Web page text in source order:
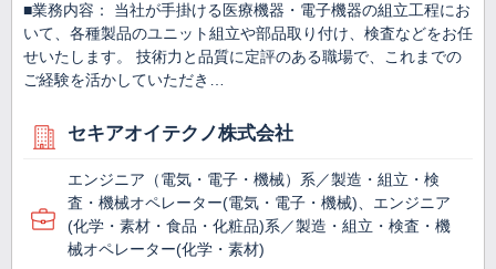
■業務内容： 当社が手掛ける医療機器・電子機器の組立工程にお
いて、各種製品のユニット組立や部品取り付け、検査などをお任
せいたします。 技術力と品質に定評のある職場で、これまでの
ご経験を活かしていただき…
セキアオイテクノ株式会社
エンジニア（電気・電子・機械）系／製造・組立・検
査・機械オペレーター(電気・電子・機械)、エンジニア
(化学・素材・食品・化粧品)系／製造・組立・検査・機
械オペレーター(化学・素材)